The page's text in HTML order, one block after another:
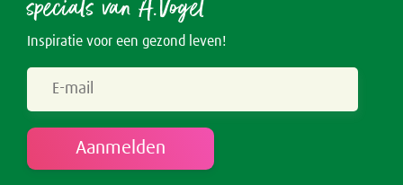
specials van A.Vogel
Inspiratie voor een gezond leven!